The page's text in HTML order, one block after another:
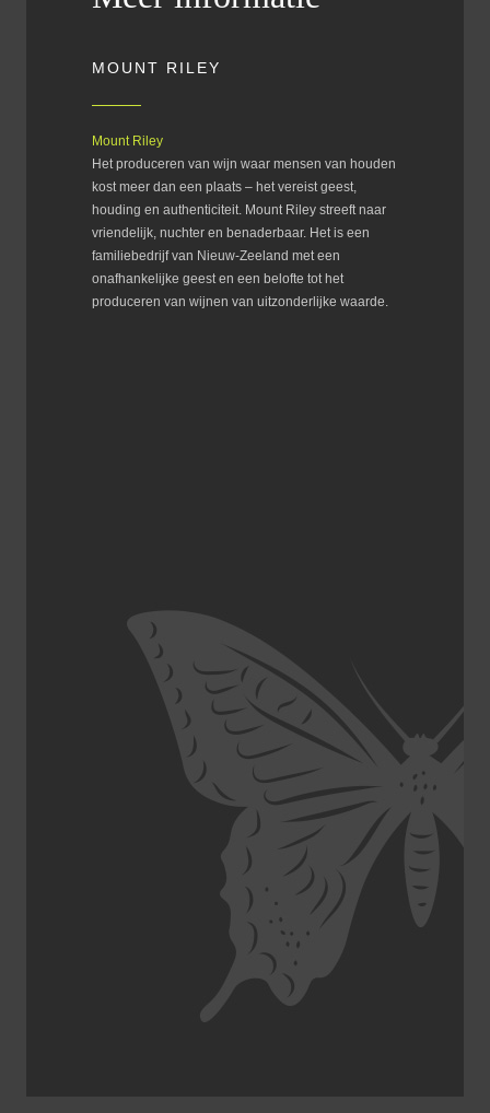
MOUNT RILEY
Mount Riley
Het produceren van wijn waar mensen van houden
kost meer dan een plaats – het vereist geest,
houding en authenticiteit. Mount Riley streeft naar
vriendelijk, nuchter en benaderbaar. Het is een
familiebedrijf van Nieuw-Zeeland met een
onafhankelijke geest en een belofte tot het
produceren van wijnen van uitzonderlijke waarde.